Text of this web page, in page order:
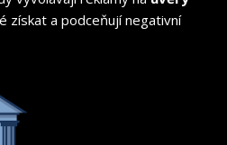
získat a podceňují negativní